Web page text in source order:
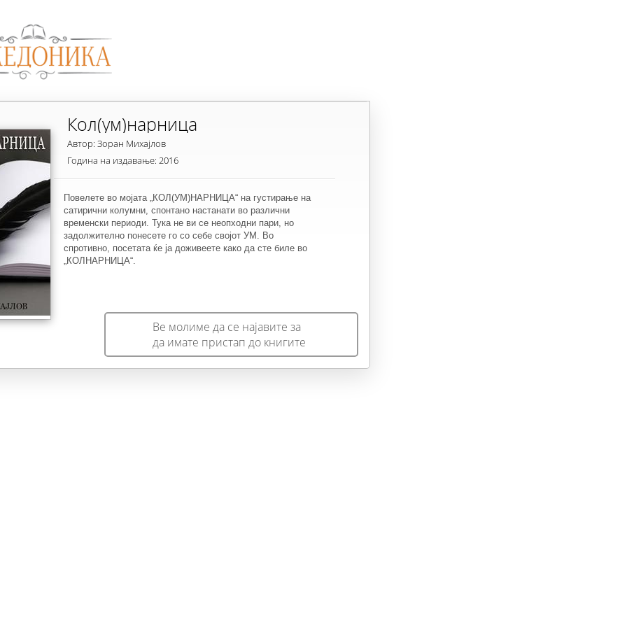
Кол(ум)нарница
Автор: Зоран Михајлов
Година на издавање: 2016
Повелете во мојата „КОЛ(УМ)НАРНИЦА“ на густирање на
сатирични колумни, спонтано настанати во различни
временски периоди. Тука не ви се неопходни пари, но
задолжително понесете го со себе својот УМ. Во
спротивно, посетата ќе ја доживеете како да сте биле во
„КОЛНАРНИЦА“.
Ве молиме да се најавите за
да имате пристап до книгите